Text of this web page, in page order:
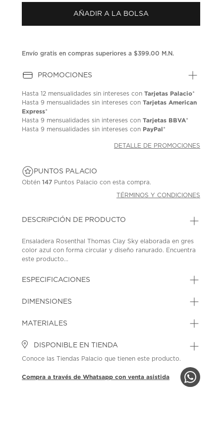
en
la
AÑADIR A LA BOLSA
Envío gratis en compras superiores a $399.00 M.N.
PROMOCIONES
Hasta12 mensualidades sin intereses conTarjetas Palacio*
Hasta9 mensualidades sin intereses conTarjetas American
Express*
Hasta9 mensualidades sin intereses conTarjetas BBVA*
Hasta9 mensualidades sin intereses con PayPal*
DETALLE DE PROMOCIONES
PUNTOS PALACIO
Obtén147 Puntos Palacio con esta compra.
TÉRMINOS Y CONDICIONES
DESCRIPCIÓN DE PRODUCTO
Ensaladera Rosenthal Thomas Clay Sky elaborada en gres
color azul con forma circular y diseño ranurado. Encuentra
este producto...
ESPECIFICACIONES
DIMENSIONES
MATERIALES
DISPONIBLE EN TIENDA
Conoce las Tiendas Palacio que tienen este producto.
Compra a través de Whatsapp con venta asistida